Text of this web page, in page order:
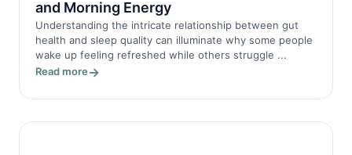
and Morning Energy
Understanding the intricate relationship between gut
health and sleep quality can illuminate why some people
wake up feeling refreshed while others struggle ...
Read more